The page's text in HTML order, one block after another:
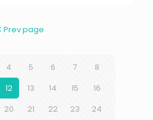
Prev page
4 5 6 7
8
12 13 14 15
16
20 21 22 23
24